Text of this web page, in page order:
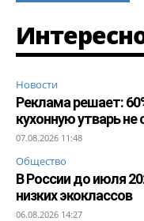
Новости
Реклама решает:
кухонную утварь не
07.08.2026 11:48
Общество
В России до июля
низких экоклассов
06.08.2026 14:27